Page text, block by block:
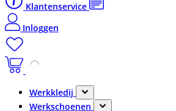
Klantenservice
Inloggen
Werkkledij
Werkschoenen